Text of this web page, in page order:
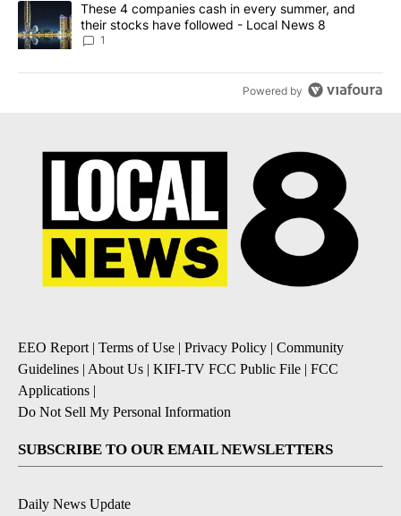
A trending article titled "These 4 companies cash in every
These 4 companies cash in every summer, and
their stocks have followed - Local News 8
1
Powered by
EEO Report | Terms of Use | Privacy Policy | Community
Guidelines | About Us | KIFI-TV FCC Public File | FCC
Applications |
Do Not Sell My Personal Information
SUBSCRIBE TO OUR EMAIL NEWSLETTERS
Daily News Update